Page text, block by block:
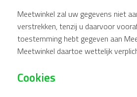
Meetwinkel zal uw gegevens niet
verstrekken, tenzij u daarvoor
toestemming hebt gegeven aan
Meetwinkel daartoe wettelijk
Cookies